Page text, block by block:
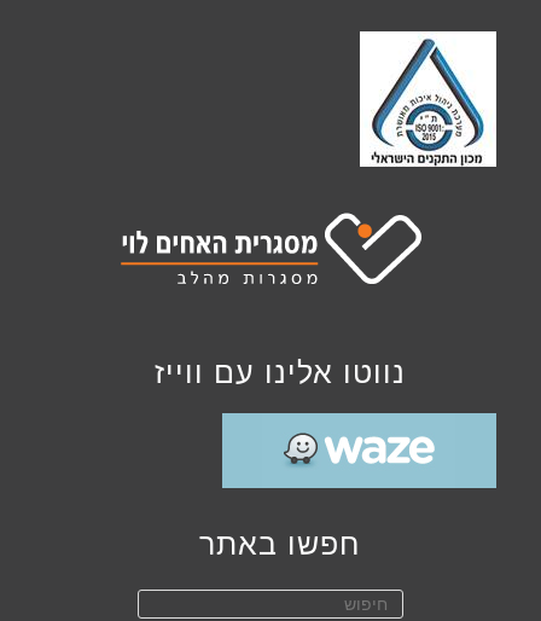
נווטו אלינו עם ווייז
חפשו באתר